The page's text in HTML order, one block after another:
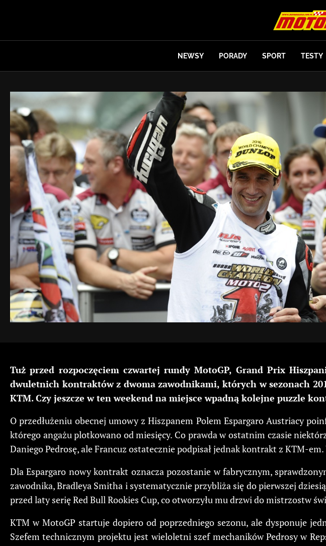
NEWSY PORADY SPORT TESTY
Tuż przed rozpoczęciem czwartej rundy MotoGP, Grand Prix
dwuletnich kontraktów z dwoma zawodnikami, których w sezonach
KTM. Czy jeszcze w ten weekend na miejsce wpadną kolejne puzzle
O przedłużeniu obecnej umowy z Hiszpanem Polem Espargaro Austriacy
którego angażu plotkowano od miesięcy. Co prawda w ostatnim czasie
Daniego Pedrosę, ale Francuz ostatecznie podpisał jednak kontrakt z KTM-
Dla Espargaro nowy kontrakt oznacza pozostanie w fabrycznym,
zawodnika, Bradleya Smitha i systematycznie przybliża się do pierwszej
przed laty serię Red Bull Rookies Cup, co otworzyłu mu drzwi do mistrzostw
KTM w MotoGP startuje dopiero od poprzedniego sezonu, ale dysponuje
Szefem technicznym projektu jest wieloletni szef mechaników Pedrosy w